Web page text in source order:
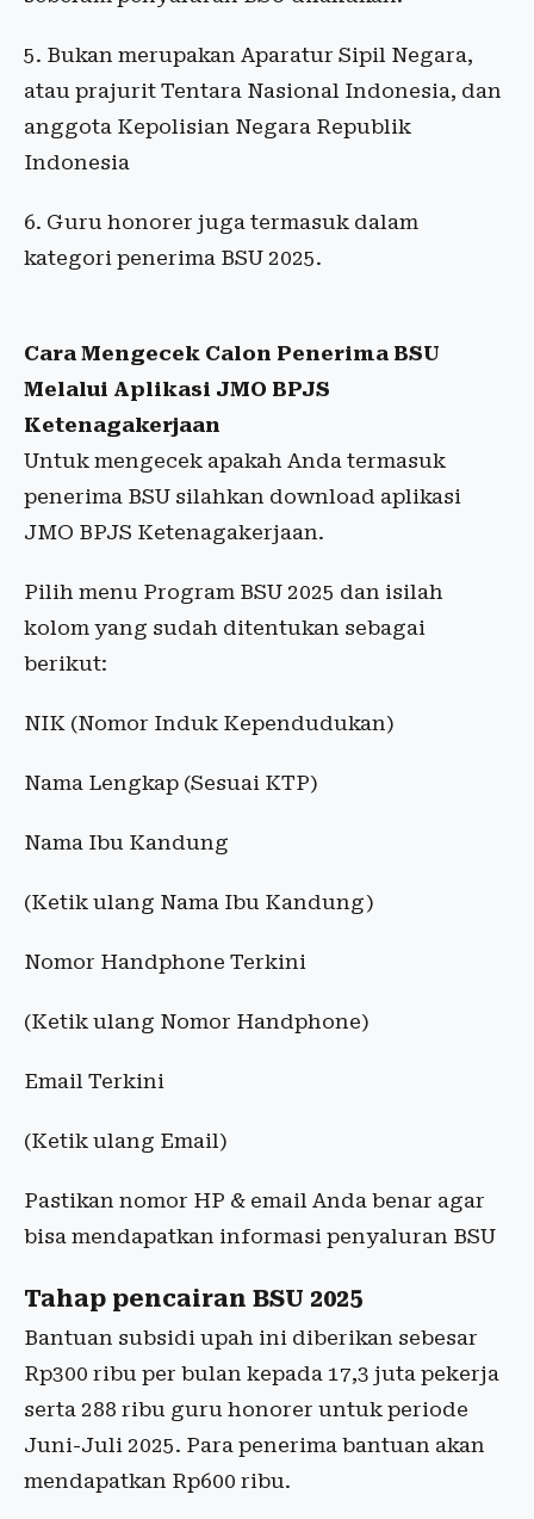
5. Bukan merupakan Aparatur Sipil Negara,
atau prajurit Tentara Nasional Indonesia, dan
anggota Kepolisian Negara Republik
Indonesia
6. Guru honorer juga termasuk dalam
kategori penerima BSU 2025.
Cara Mengecek Calon Penerima BSU
Melalui Aplikasi JMO BPJS
Ketenagakerjaan
Untuk mengecek apakah Anda termasuk
penerima BSU silahkan download aplikasi
JMO BPJS Ketenagakerjaan.
Pilih menu Program BSU 2025 dan isilah
kolom yang sudah ditentukan sebagai
berikut:
NIK (Nomor Induk Kependudukan)
Nama Lengkap (Sesuai KTP)
Nama Ibu Kandung
(Ketik ulang Nama Ibu Kandung)
Nomor Handphone Terkini
(Ketik ulang Nomor Handphone)
Email Terkini
(Ketik ulang Email)
Pastikan nomor HP & email Anda benar agar
bisa mendapatkan informasi penyaluran BSU
Tahap pencairan BSU 2025
Bantuan subsidi upah ini diberikan sebesar
Rp300 ribu per bulan kepada 17,3 juta pekerja
serta 288 ribu guru honorer untuk periode
Juni-Juli 2025. Para penerima bantuan akan
mendapatkan Rp600 ribu.